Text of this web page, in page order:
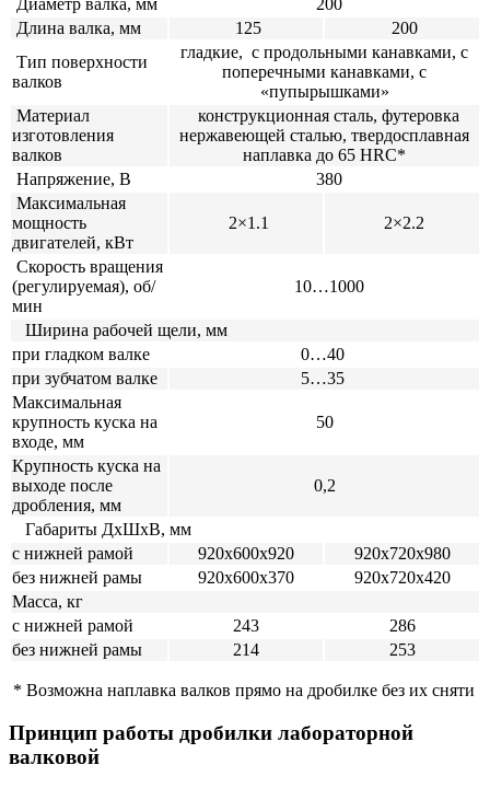
Диаметр валка, мм
200
Длина валка, мм
125
200
Тип поверхности
валков
гладкие, с продольными канавками, с
поперечными канавками, с
«пупырышками»
Материал
изготовления
валков
конструкционная сталь, футеровка
нержавеющей сталью, твердосплавная
наплавка до 65 HRC*
Напряжение, В
380
Максимальная
мощность
двигателей, кВт
2×1.1 2×2.2
Скорость вращения
(регулируемая), об/
мин
10…1000
Ширина рабочей щели, мм
при гладком валке
0…40
при зубчатом валке
5…35
Максимальная
крупность куска на
входе, мм
50
Крупность куска на
выходе после
дробления, мм
0,2
Габариты ДхШхВ, мм
с нижней рамой
920х600х920
920х720х980
без нижней рамы
920х600х370
920х720х420
Масса, кг
с нижней рамой
243
286
без нижней рамы
214 253
* Возможна наплавка валков прямо на дробилке без их сняти
Принцип работы дробилки лабораторной
валковой